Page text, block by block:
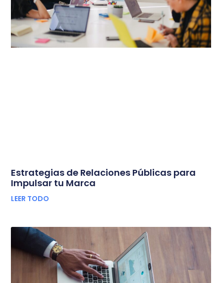
Estrategias de Relaciones Públicas para
Impulsar tu Marca
LEER TODO